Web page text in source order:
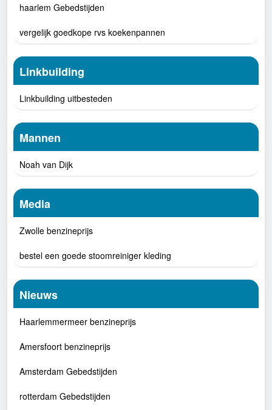
haarlem Gebedstijden
vergelijk goedkope rvs koekenpannen
Linkbuilding
Linkbuilding uitbesteden
Mannen
Noah van Dijk
Media
Zwolle benzineprijs
bestel een goede stoomreiniger kleding
Nieuws
Haarlemmermeer benzineprijs
Amersfoort benzineprijs
Amsterdam Gebedstijden
rotterdam Gebedstijden